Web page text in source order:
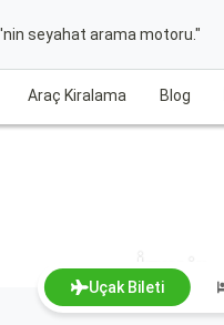
seyahat arama motoru."
Araç Kiralama Blog
İzmir
Uçak Bileti